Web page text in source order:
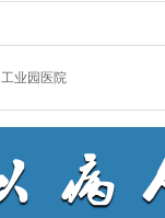
工业园医院